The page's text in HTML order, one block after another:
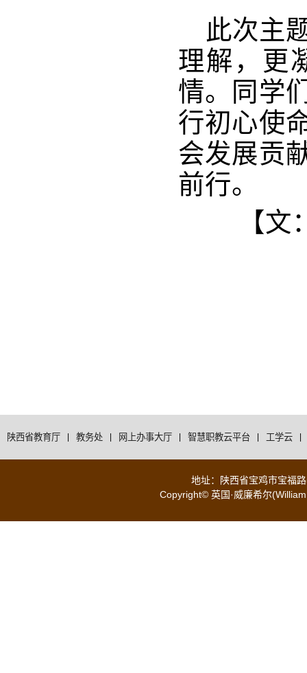
此次主
理解，更
情。同学
行初心使
会发展贡
前行。
【
陕西省教育厅 教务处 网上办事大厅 智慧职教云平台 工学云
地址：陕西省宝鸡市宝福
Copyright© 英国·威廉希尔